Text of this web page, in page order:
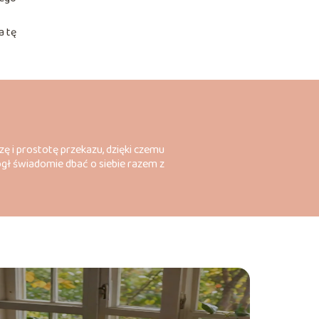
tę
i prostotę przekazu, dzięki czemu
świadomie dbać o siebie razem z